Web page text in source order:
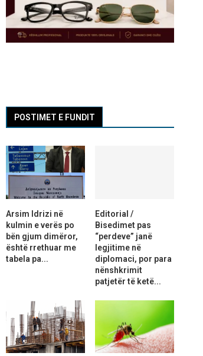
POSTIMET E FUNDIT
Arsim Idrizi në
kulmin e verës po
bën gjum dimëror,
është rrethuar me
tabela pa...
Editorial /
Bisedimet pas
“perdeve” janë
legjitime në
diplomaci, por para
nënshkrimit
patjetër të ketë...